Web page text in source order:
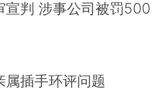
宣判 涉事公司被罚500
插手环评问题